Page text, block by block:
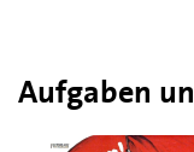
Aufgaben